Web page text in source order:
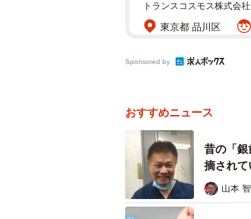
の治療について保険診
療でかかる費用との差
と思います。
トランスコスモス株式会社
東京都 品川区
Sponsored by
おすすめニュース
昔の「
摘されて
山本